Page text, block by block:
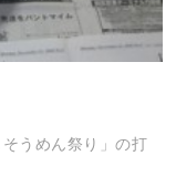
うめん祭り」の打